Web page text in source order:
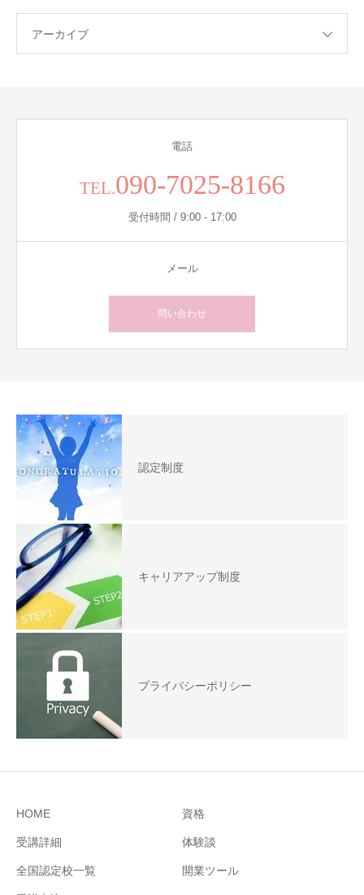
アーカイブ
電話
TEL.090-7025-8166
受付時間 / 9:00 - 17:00
メール
問い合わせ
認定制度
キャリアアップ制度
プライバシーポリシー
HOME 資格
受講詳細 体験談
全国認定校一覧 開業ツール